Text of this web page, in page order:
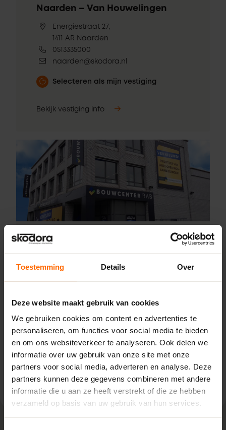
Toestemming Details Over
Deze website maakt gebruik van cookies
We gebruiken cookies om content en advertenties te
personaliseren, om functies voor social media te bieden
en om ons websiteverkeer te analyseren. Ook delen we
informatie over uw gebruik van onze site met onze
partners voor social media, adverteren en analyse. Deze
partners kunnen deze gegevens combineren met andere
informatie die u aan ze heeft verstrekt of die ze hebben
verzameld op basis van uw gebruik van hun services.
Naarden – Van Houwelingen
Energiestraat 27,
1411 AR Naarden
0513335000
naarden@skodora.nl
Selecteren als mijn vestiging
Bekijk vestiging info
Amsterdam – Bouwcenter RAB
1114 AM Amsterdam-Duivendrecht
amsterdam@skodora.nl
Selecteren als mijn vestiging
Bekijk vestiging info